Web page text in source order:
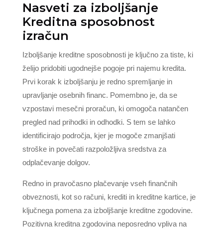
Nasveti za izboljšanje
Kreditna sposobnost
izračun
Izboljšanje kreditne sposobnosti je ključno za tiste, ki
želijo pridobiti ugodnejše pogoje pri najemu kredita.
Prvi korak k izboljšanju je redno spremljanje in
upravljanje osebnih financ. Pomembno je, da se
vzpostavi mesečni proračun, ki omogoča natančen
pregled nad prihodki in odhodki. S tem se lahko
identificirajo področja, kjer je mogoče zmanjšati
stroške in povečati razpoložljiva sredstva za
odplačevanje dolgov.
Redno in pravočasno plačevanje vseh finančnih
obveznosti, kot so računi, krediti in kreditne kartice, je
ključnega pomena za izboljšanje kreditne zgodovine.
Pozitivna kreditna zgodovina neposredno vpliva na